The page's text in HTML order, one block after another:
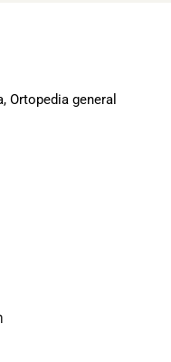
Ortopedia general